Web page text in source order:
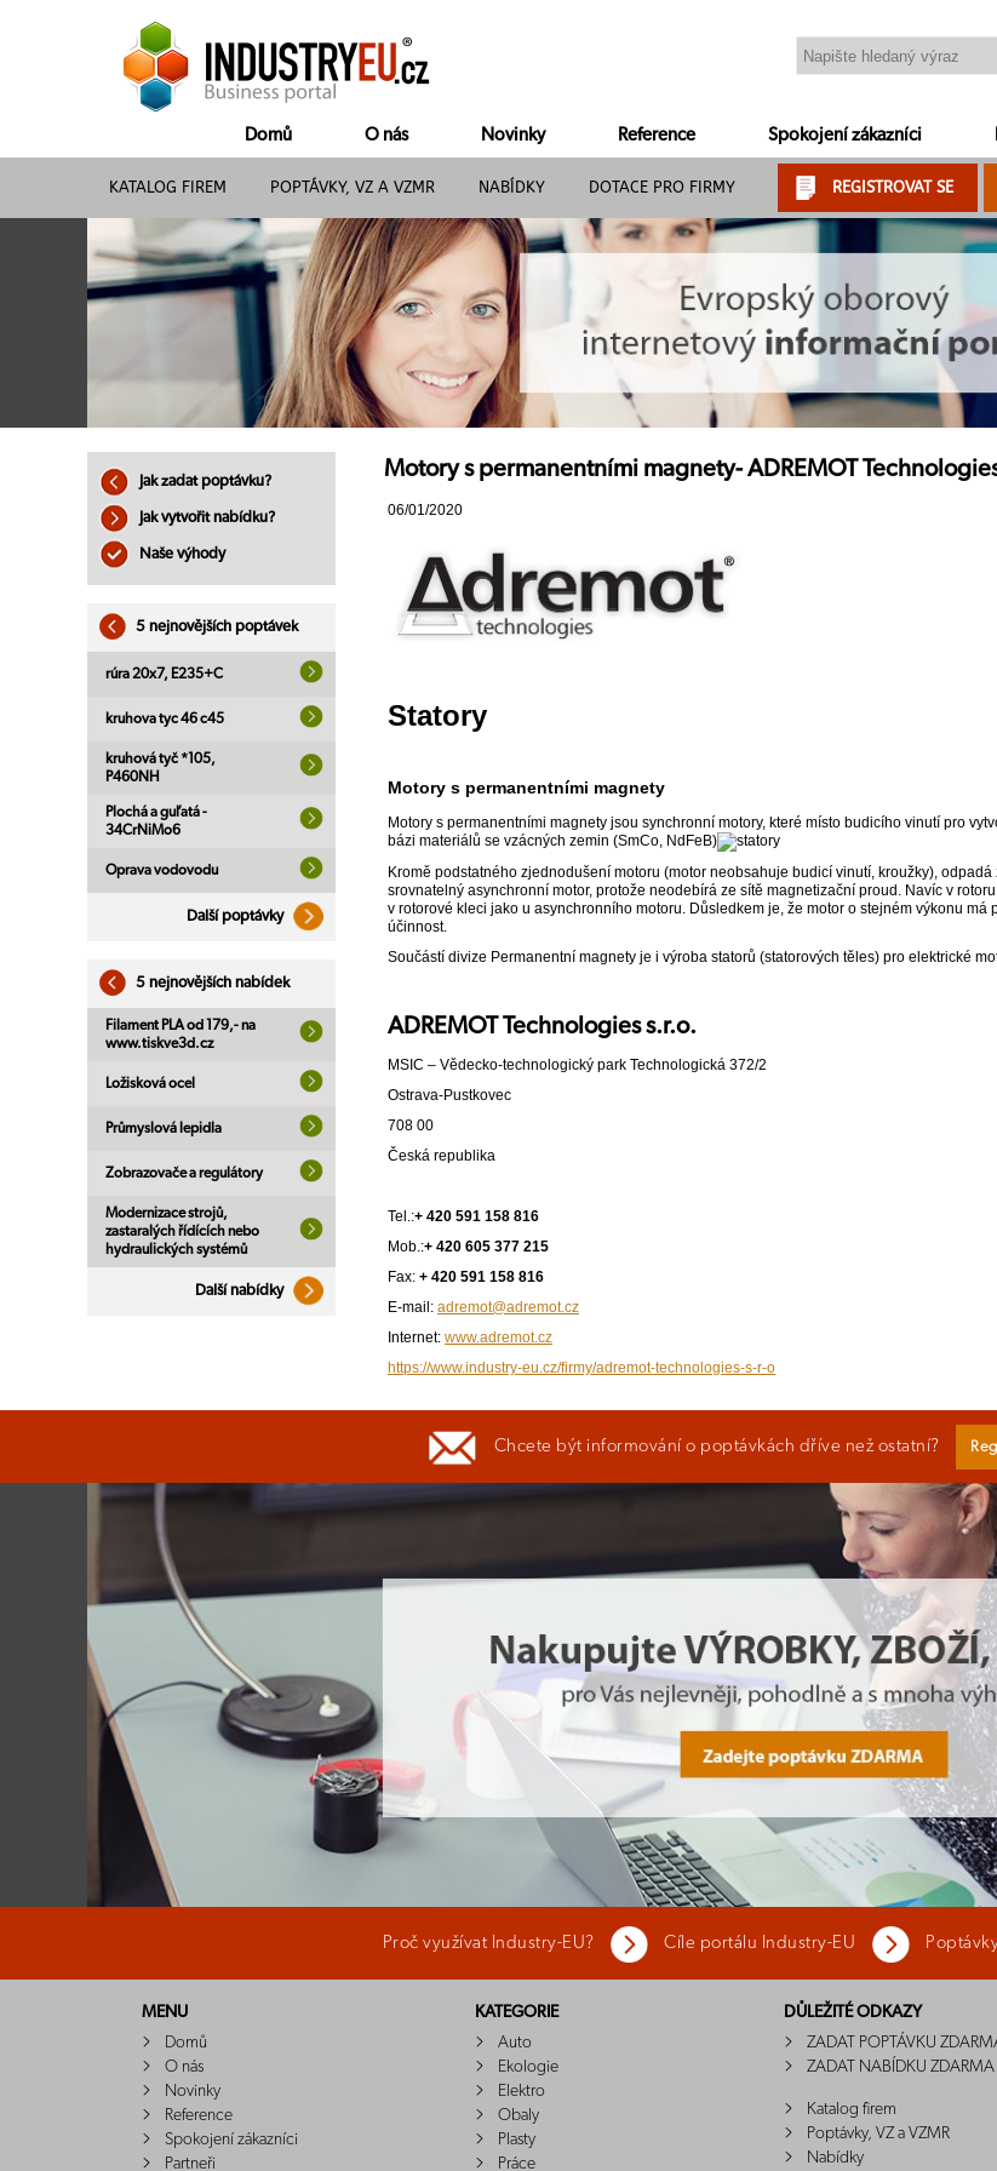
Domů O nás Novinky Reference Spokojení zákazníci
KATALOG FIREM POPTÁVKY, VZ A VZMR NABÍDKY DOTACE PRO FIRMY REGISTROVAT SE
Jak zadat poptávku?
Jak vytvořit nabídku?
Naše výhody
5 nejnovějších poptávek
rúra 20x7, E235+C
kruhova tyc 46 c45
kruhová tyč *105,
P460NH
Plochá a guľatá -
34CrNiMo6
Oprava vodovodu
Další poptávky
5 nejnovějších nabídek
Filament PLA od 179,- na
www.tiskve3d.cz
Ložisková ocel
Průmyslová lepidla
Zobrazovače a regulátory
Modernizace strojů,
zastaralých řídících nebo
hydraulických systémů
Další nabídky
Motory s permanentními magnety- ADREMOT
06/01/2020
Statory
Motory s permanentními magnety
Motory s permanentními magnety jsou synchronní motory, které místo budicího vinutí pro
bázi materiálů se vzácných zemin (SmCo, NdFeB)
Kromě podstatného zjednodušení motoru (motor neobsahuje budicí vinutí, kroužky),
srovnatelný asynchronní motor, protože neodebírá ze sítě magnetizační proud. Navíc v
v rotorové kleci jako u asynchronního motoru. Důsledkem je, že motor o stejném výkonu
účinnost.
Součástí divize Permanentní magnety je i výroba statorů (statorových těles) pro elektrické
ADREMOT Technologies s.r.o.
MSIC – Vědecko-technologický park Technologická 372/2
Ostrava-Pustkovec
708 00
Česká republika
Tel.:+ 420 591 158 816
Mob.:+ 420 605 377 215
Fax: + 420 591 158 816
E-mail: adremot@adremot.cz
Internet: www.adremot.cz
https://www.industry-eu.cz/firmy/adremot-technologies-s-r-o
Chcete být informování o poptávkách dříve než ostatní?
Proč využívat Industry-EU? Cíle portálu Industry-EU
MENU
Domů
O nás
Novinky
Reference
Spokojení zákazníci
Partneři
KATEGORIE
Auto
Ekologie
Elektro
Obaly
Plasty
Práce
DŮLEŽITÉ ODKAZY
ZADAT POPTÁVKU
ZADAT NABÍDKU ZDARMA
Katalog firem
Poptávky, VZ a VZMR
Nabídky